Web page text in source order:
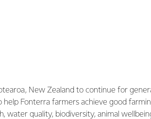
New Zealand to continue for
Fonterra farmers achieve good
water quality, biodiversity, animal